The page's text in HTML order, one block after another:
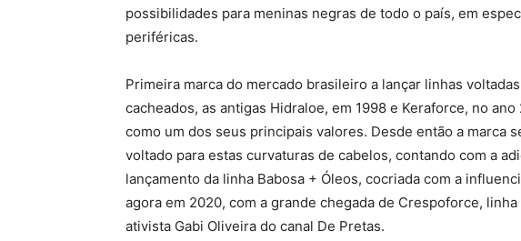
possibilidades para meninas negras de todo o país, em
periféricas.
Primeira marca do mercado brasileiro a lançar linhas
cacheados, as antigas Hidraloe, em 1998 e Keraforce, no
como um dos seus principais valores. Desde então a marca
voltado para estas curvaturas de cabelos, contando com a
lançamento da linha Babosa + Óleos, cocriada com a
agora em 2020, com a grande chegada de Crespoforce,
ativista Gabi Oliveira do canal De Pretas.